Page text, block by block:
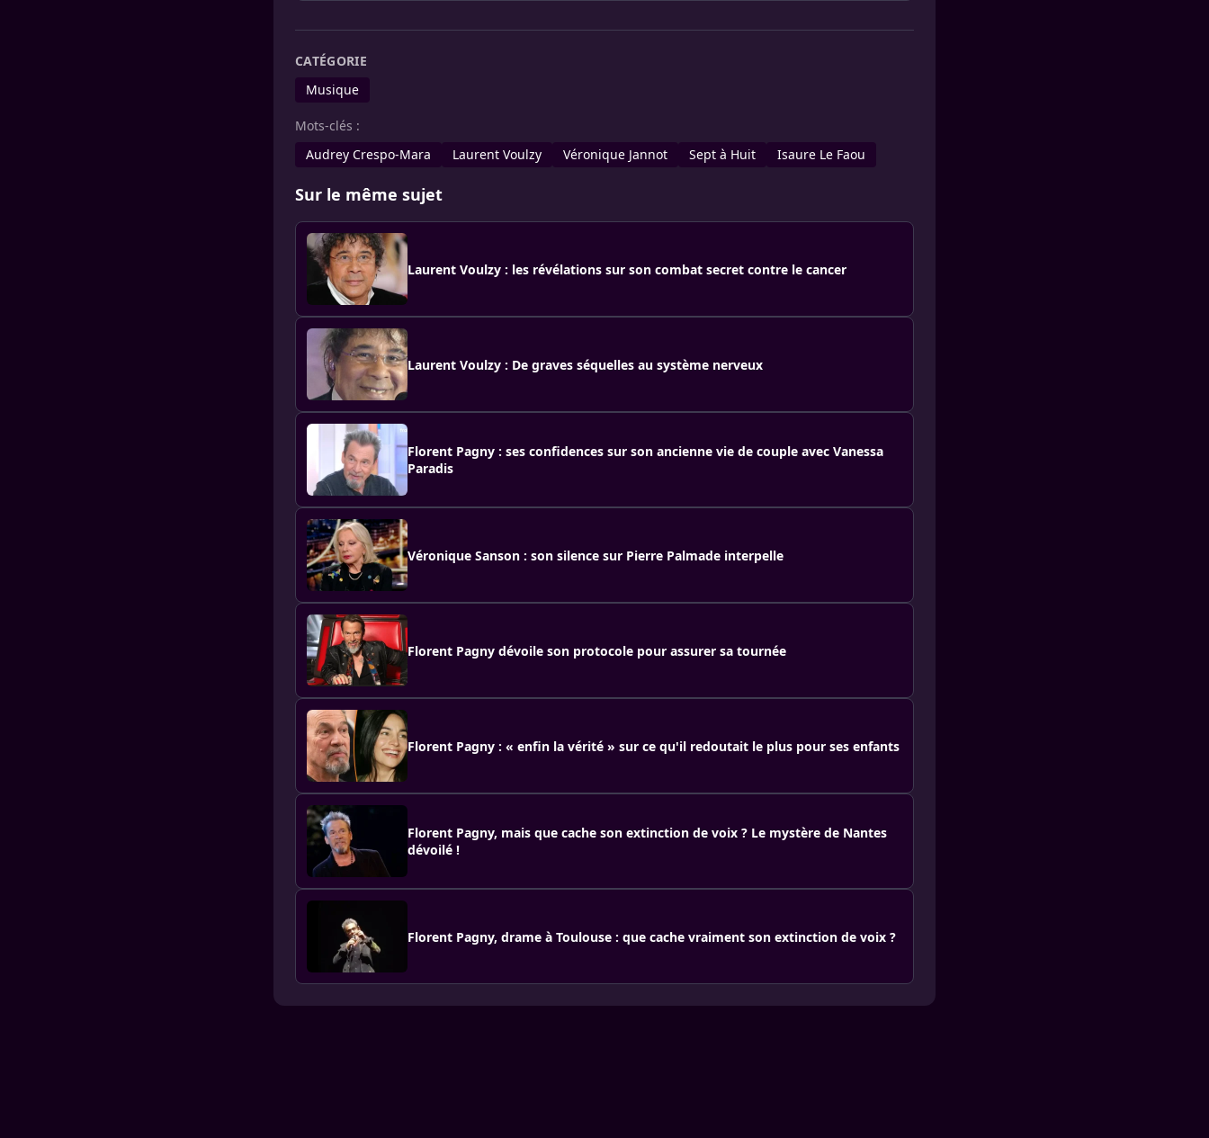
CATÉGORIE
Musique
Mots-clés :
Audrey Crespo-Mara
Laurent Voulzy Véronique Jannot Sept à Huit Isaure Le Faou
Sur le même sujet
Laurent Voulzy : les révélations sur son combat secret contre le cancer
Laurent Voulzy : De graves séquelles au système nerveux
Florent Pagny : ses confidences sur son ancienne vie de couple avec Vanessa
Paradis
Véronique Sanson : son silence sur Pierre Palmade interpelle
Florent Pagny dévoile son protocole pour assurer sa tournée
Florent Pagny : « enfin la vérité » sur ce qu'il redoutait le plus pour ses enfants
Florent Pagny, mais que cache son extinction de voix ? Le mystère de Nantes
dévoilé !
Florent Pagny, drame à Toulouse : que cache vraiment son extinction de voix ?